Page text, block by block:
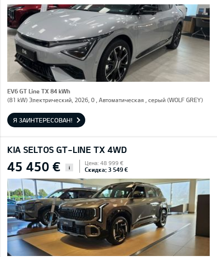
EV6 GT Line TX 84 kWh
(81 kW) Электрический, 2026, 0 , Автоматическая , серый (WOLF GREY)
Я ЗАИНТЕРЕСОВАН!
KIA SELTOS GT-LINE TX 4WD
45 450 € i
Цена: 48 999 €
Скидка: 3 549 €